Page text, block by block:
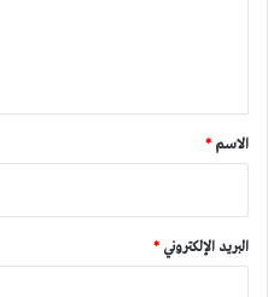
*
الاسم *
البريد الإلكتروني *